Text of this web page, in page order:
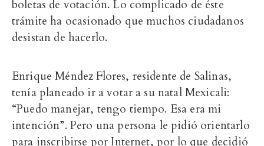
boletas de votación. Lo complicado de éste
trámite ha ocasionado que muchos ciudadanos
desistan de hacerlo.
Enrique Méndez Flores, residente de Salinas,
tenía planeado ir a votar a su natal Mexicali:
“Puedo manejar, tengo tiempo. Esa era mi
intención”. Pero una persona le pidió orientarlo
para inscribirse por Internet, por lo que decidió